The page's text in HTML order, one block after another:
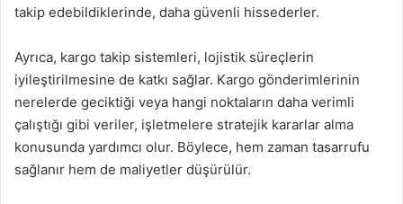
takip edebildiklerinde, daha güvenli hissederler.
Ayrıca, kargo takip sistemleri, lojistik süreçlerin
iyileştirilmesine de katkı sağlar. Kargo gönderimlerinin
nerelerde geciktiği veya hangi noktaların daha verimli
çalıştığı gibi veriler, işletmelere stratejik kararlar alma
konusunda yardımcı olur. Böylece, hem zaman tasarrufu
sağlanır hem de maliyetler düşürülür.